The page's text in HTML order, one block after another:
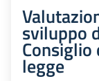
sviluppo
legge